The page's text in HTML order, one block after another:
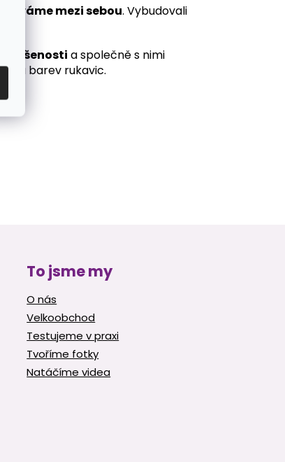
mezi sebou. Vybudovali
zkušenosti a společně s nimi
a barev rukavic.
To jsme my
O nás
Velkoobchod
Testujeme v praxi
Tvoříme fotky
Natáčíme videa